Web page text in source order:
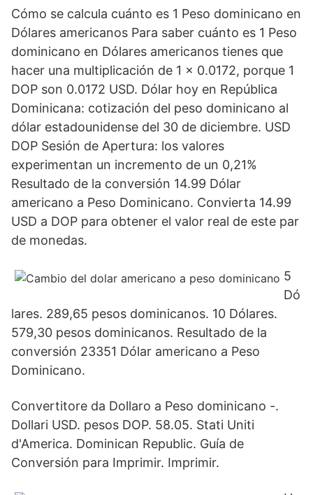
Cómo se calcula cuánto es 1 Peso dominicano en
Dólares americanos Para saber cuánto es 1 Peso
dominicano en Dólares americanos tienes que
hacer una multiplicación de 1 x 0.0172, porque 1
DOP son 0.0172 USD. Dólar hoy en República
Dominicana: cotización del peso dominicano al
dólar estadounidense del 30 de diciembre. USD
DOP Sesión de Apertura: los valores
experimentan un incremento de un 0,21%
Resultado de la conversión 14.99 Dólar
americano a Peso Dominicano. Convierta 14.99
USD a DOP para obtener el valor real de este par
de monedas.
5
Dó
lares. 289,65 pesos dominicanos. 10 Dólares.
579,30 pesos dominicanos. Resultado de la
conversión 23351 Dólar americano a Peso
Dominicano.
Convertitore da Dollaro a Peso dominicano -.
Dollari USD. pesos DOP. 58.05. Stati Uniti
d'America. Dominican Republic. Guía de
Conversión para Imprimir. Imprimir.